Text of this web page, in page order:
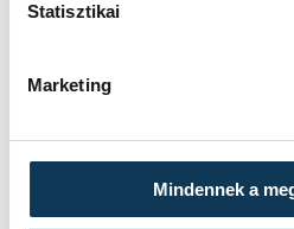
Statisztikai
Marketing
Mindennek a